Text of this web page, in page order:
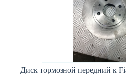
Диск тормозной передний к